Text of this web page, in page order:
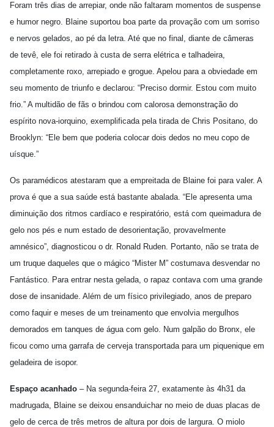
Foram três dias de arrepiar, onde não faltaram momentos de suspense
e humor negro. Blaine suportou boa parte da provação com um sorriso
e nervos gelados, ao pé da letra. Até que no final, diante de câmeras
de tevê, ele foi retirado à custa de serra elétrica e talhadeira,
completamente roxo, arrepiado e grogue. Apelou para a obviedade em
seu momento de triunfo e declarou: “Preciso dormir. Estou com muito
frio.” A multidão de fãs o brindou com calorosa demonstração do
espírito nova-iorquino, exemplificada pela tirada de Chris Positano, do
Brooklyn: “Ele bem que poderia colocar dois dedos no meu copo de
uísque.”
Os paramédicos atestaram que a empreitada de Blaine foi para valer. A
prova é que a sua saúde está bastante abalada. “Ele apresenta uma
diminuição dos ritmos cardíaco e respiratório, está com queimadura de
gelo nos pés e num estado de desorientação, provavelmente
amnésico”, diagnosticou o dr. Ronald Ruden. Portanto, não se trata de
um truque daqueles que o mágico “Mister M” costumava desvendar no
Fantástico. Para entrar nesta gelada, o rapaz contava com uma grande
dose de insanidade. Além de um físico privilegiado, anos de preparo
como faquir e meses de um treinamento que envolvia mergulhos
demorados em tanques de água com gelo. Num galpão do Bronx, ele
ficou como uma garrafa de cerveja transportada para um piquenique em
geladeira de isopor.
Espaço acanhado – Na segunda-feira 27, exatamente às 4h31 da
madrugada, Blaine se deixou ensanduichar no meio de duas placas de
gelo de cerca de três metros de altura por dois de largura. O miolo